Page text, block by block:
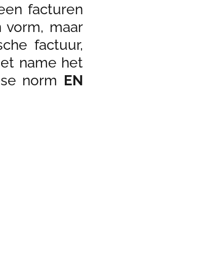
facturen
maar
factuur,
name het
norm EN